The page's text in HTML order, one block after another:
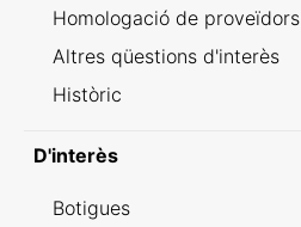
Homologació de proveïdors
Altres qüestions d'interès
Històric
D'interès
Botigues